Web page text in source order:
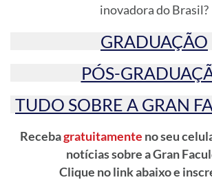
inovadora do Brasil?
GRADUAÇÃO
PÓS-
TUDO SOBRE A GRAN
Recebagratuitamente no seu
notícias sobre a Gran
Clique no link abaixo e